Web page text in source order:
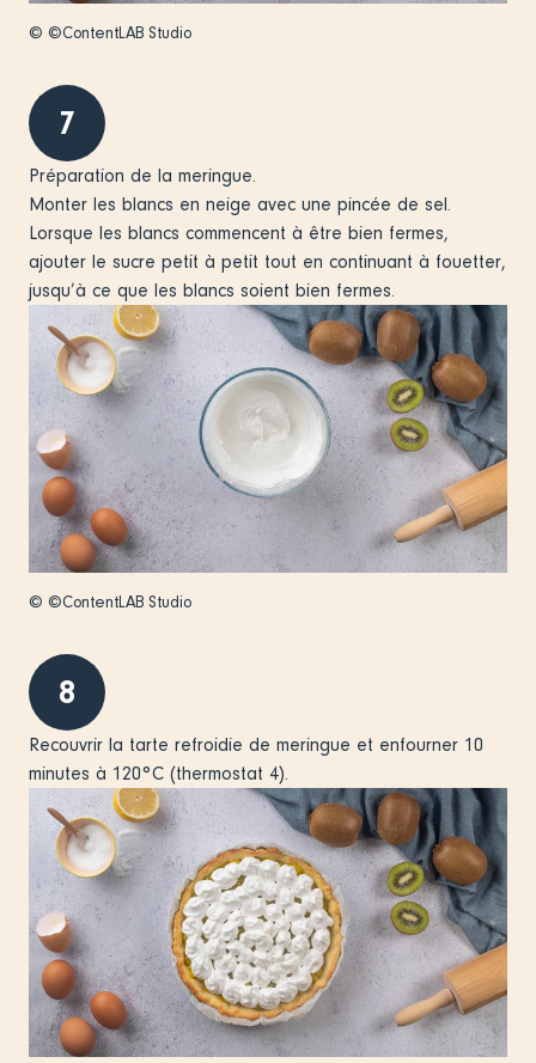
© ©ContentLAB Studio
7
Préparation de la meringue.
Monter les blancs en neige avec une pincée de sel.
Lorsque les blancs commencent à être bien fermes,
ajouter le sucre petit à petit tout en continuant à fouetter,
jusqu’à ce que les blancs soient bien fermes.
© ©ContentLAB Studio
8
Recouvrir la tarte refroidie de meringue et enfourner 10
minutes à 120°C (thermostat 4).